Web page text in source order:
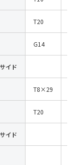
T20
G14
イド
T8×29
T20
イド